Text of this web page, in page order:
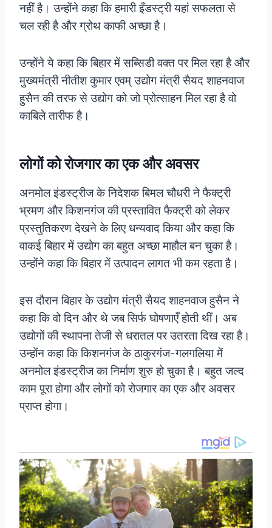
नहीं है। उन्होंने कहा कि हमारी इँडस्ट्री यहां सफलता से
चल रही है और ग्रोथ काफी अच्छा है।
उन्होंने ये कहा कि बिहार में सब्सिडी वक्त पर मिल रहा है और
मुख्यमंत्री नीतीश कुमार एवम् उद्योग मंत्री सैयद शाहनवाज
हुसैन की तरफ से उद्योग को जो प्रोत्साहन मिल रहा है वो
काबिले तारीफ है।
लोगों को रोजगार का एक और अवसर
अनमोल इंडस्ट्रीज के निदेशक बिमल चौधरी ने फैक्ट्री
भ्रमण और किशनगंज की प्रस्तावित फैक्ट्री को लेकर
प्रस्तुतिकरण देखने के लिए धन्यवाद किया और कहा कि
वाकई बिहार में उद्योग का बहुत अच्छा माहौल बन चुका है।
उन्होंने कहा कि बिहार में उत्पादन लागत भी कम रहता है।
इस दौरान बिहार के उद्योग मंत्री सैयद शाहनवाज हुसैन ने
कहा कि वो दिन और थे जब सिर्फ घोषणाएँ होती थीं। अब
उद्योगों की स्थापना तेजी से धरातल पर उतरता दिख रहा है।
उन्होंन कहा कि किशनगंज के ठाकुरगंज-गलगलिया में
अनमोल इंडस्ट्रीज का निर्माण शुरु हो चुका है। बहुत जल्द
काम पूरा होगा और लोगों को रोजगार का एक और अवसर
प्राप्त होगा।